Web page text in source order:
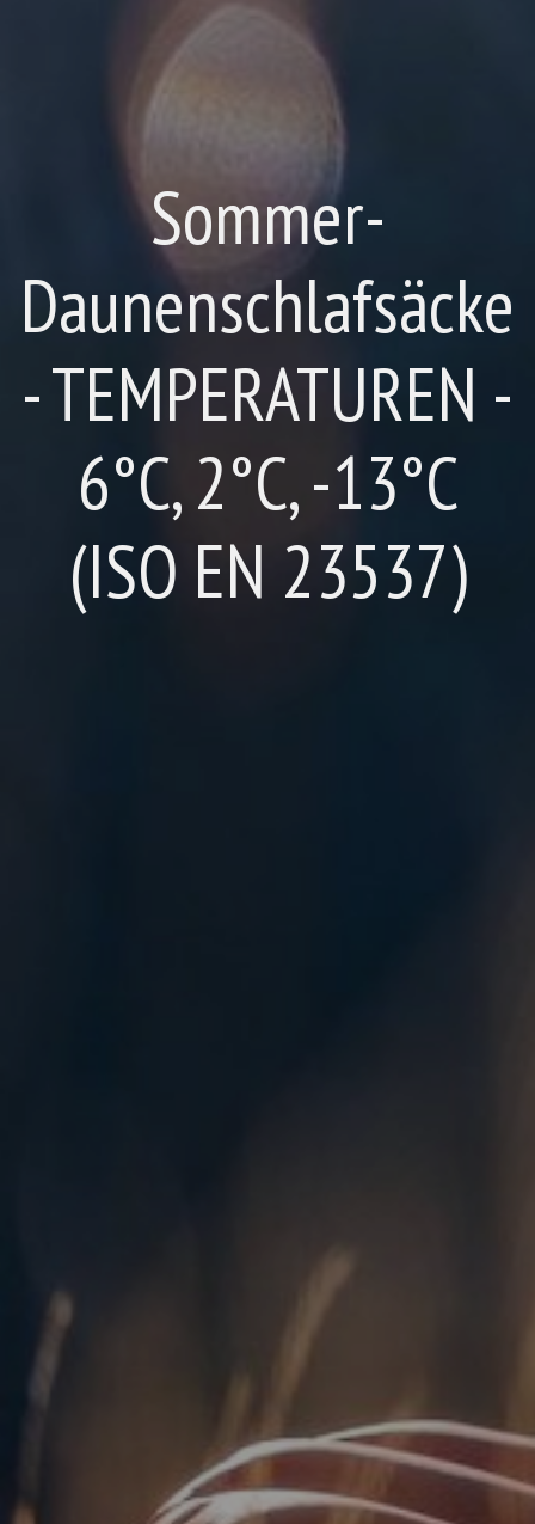
Sommer-
Daunenschlafsäcke
- TEMPERATUREN -
6°C, 2°C, -13°C
(ISO EN 23537)